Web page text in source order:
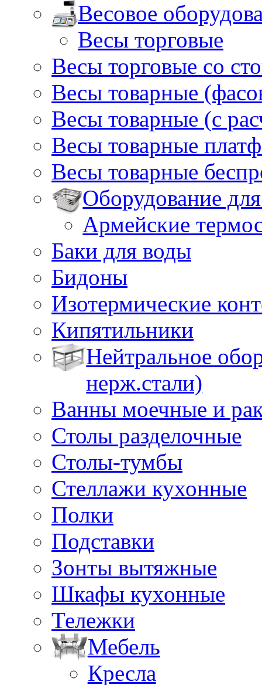
Весовое
Весы торговые
Весы торговые со
Весы товарные
Весы товарные (с
Весы товарные
Весы товарные
Оборудование
Армейские
Баки для воды
Бидоны
Изотермические
Кипятильники
Нейтральное
нерж.стали)
Ванны моечные и
Столы разделочные
Столы-тумбы
Стеллажи кухонные
Полки
Подставки
Зонты вытяжные
Шкафы кухонные
Тележки
Мебель
Кресла